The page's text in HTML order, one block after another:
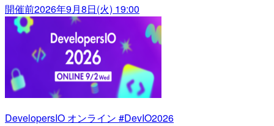
開催前2026年9月8日(火) 19:00
DevelopersIO オンライン #DevIO2026